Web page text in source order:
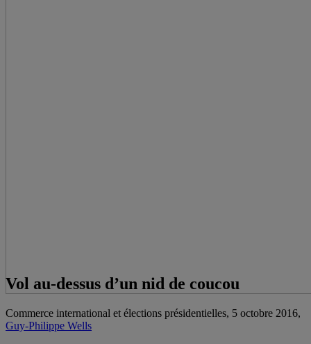
Vol au-dessus d’un nid de coucou
Commerce international et élections présidentielles, 5 octobre 2016,
Guy-Philippe Wells